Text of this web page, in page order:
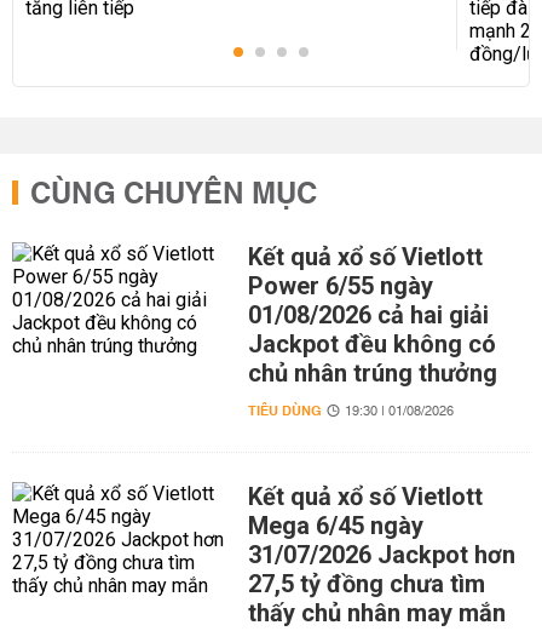
CÙNG CHUYÊN MỤC
Kết quả xổ số Vietlott
Power 6/55 ngày
01/08/2026 cả hai giải
Jackpot đều không có
chủ nhân trúng thưởng
TIÊU DÙNG 19:30 | 01/08/2026
Kết quả xổ số Vietlott
Mega 6/45 ngày
31/07/2026 Jackpot hơn
27,5 tỷ đồng chưa tìm
thấy chủ nhân may mắn